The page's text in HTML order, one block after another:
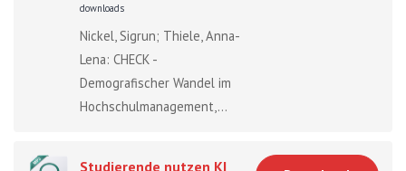
downloads
Nickel, Sigrun; Thiele, Anna-
Lena: CHECK -
Demografischer Wandel im
Hochschulmanagement,...
Studierende nutzen KI